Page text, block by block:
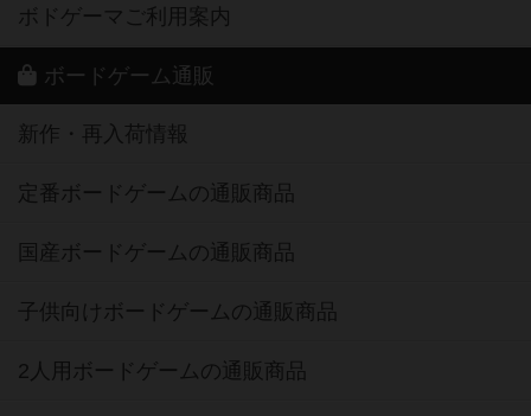
ボドゲーマご利用案内
ボードゲーム通販
新作・再入荷情報
定番ボードゲームの通販商品
国産ボードゲームの通販商品
子供向けボードゲームの通販商品
2人用ボードゲームの通販商品